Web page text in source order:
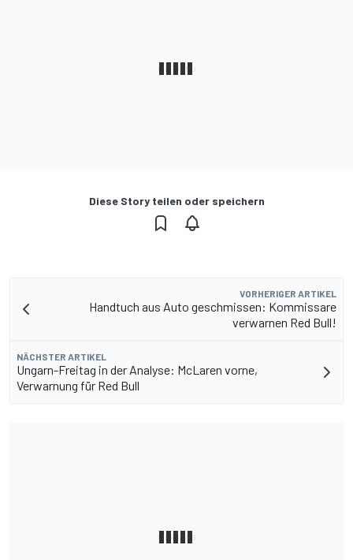
Diese Story teilen oder speichern
VORHERIGER ARTIKEL
Handtuch aus Auto geschmissen: Kommissare
verwarnen Red Bull!
NÄCHSTER ARTIKEL
Ungarn-Freitag in der Analyse: McLaren vorne,
Verwarnung für Red Bull